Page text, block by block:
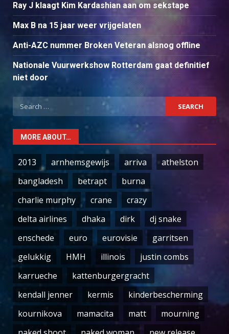
Ray J klaagt Kim Kardashian aan om sekstape
Max B na 15 jaar weer vrijgelaten
Anti-AZC nummer Broken Veteran alsnog offline
Nationale Vuurwerkshow Rotterdam gaat definitief
niet door
Search
for:
MORE ABOUT…
2013 arnhemsgewijs arriva
athelston
bangladesh
betrapt
burna
charlie murphy
crane
crazy
delta airlines
dhaka dirk
dj snake
enschede
euro eurovisie
garritsen
gelukkig
HMH illinois
justin combs
karrueche
kattenburgergracht
kendall jenner
kermis
kinderbescherming
kournikova
mamacita matt
mourning